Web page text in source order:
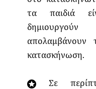
τα παιδιά
απολαμβάνουν
κατασκήνωση.
Σε